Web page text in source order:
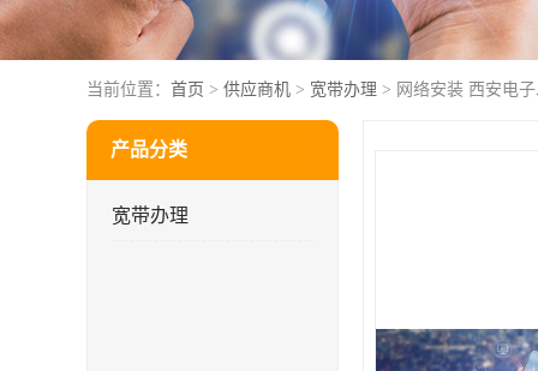
当前位置： 首页 > 供应商机 > 宽带办理 > 网络安装 西安电
产品分类
宽带办理